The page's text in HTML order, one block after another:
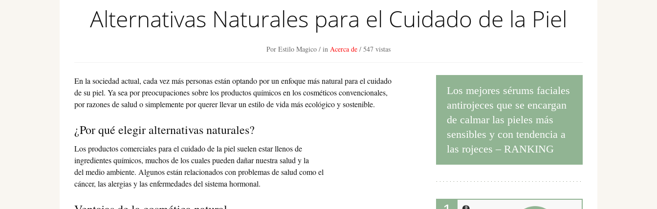
Alternativas Naturales para el Cuidado de la Piel
Por Estilo Magico / in Acerca de / 547 vistas
En la sociedad actual, cada vez más personas están optando por un enfoque más natural para el cuidado
de su piel. Ya sea por preocupaciones sobre los productos químicos en los cosméticos convencionales,
por razones de salud o simplemente por querer llevar un estilo de vida más ecológico y sostenible.
¿Por qué elegir alternativas naturales?
Los productos comerciales para el cuidado de la piel suelen estar llenos de
ingredientes químicos, muchos de los cuales pueden dañar nuestra salud y la
del medio ambiente. Algunos están relacionados con problemas de salud como el
cáncer, las alergias y las enfermedades del sistema hormonal.
Los mejores sérums faciales
antirojeces que se encargan
de calmar las pieles más
sensibles y con tendencia a
las rojeces – RANKING